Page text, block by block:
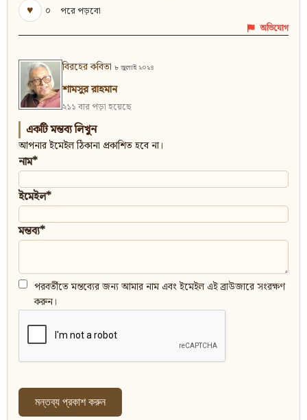
♥
০ পরে পড়বো
অভিযোগ
বিরহের কবিতা ৮ জুলাই ২০২৪
শামসুর রাহমান
২১১ বার পড়া হয়েছে
একটি মন্তব্য লিখুন
আপনার ইমেইল ঠিকানা প্রকাশিত হবে না।
নাম*
ইমেইল*
মন্তব্য*
পরবর্তীতে মন্তব্যের জন্য আমার নাম এবং ইমেইল এই ব্রাউজারে সংরক্ষণ
করুন।